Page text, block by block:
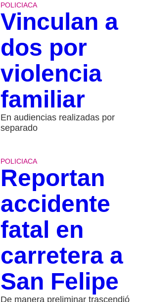
POLICIACA
Vinculan a
dos por
violencia
familiar
En audiencias realizadas por
separado
POLICIACA
Reportan
accidente
fatal en
carretera a
San Felipe
De manera preliminar trascendió